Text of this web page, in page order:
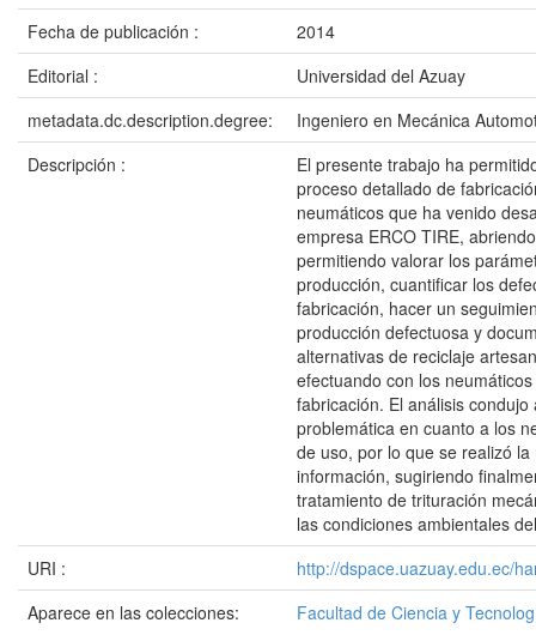
Fecha de publicación :
2014
Editorial :
Universidad del Azuay
metadata.dc.description.degree:
Ingeniero en Mecánica
Descripción :
El presente trabajo ha
proceso detallado de
neumáticos que ha venido
empresa ERCO TIRE,
permitiendo valorar los
producción, cuantificar los
fabricación, hacer un
producción defectuosa y
alternativas de reciclaje
efectuando con los
fabricación. El análisis condujo
problemática en cuanto a los
de uso, por lo que se realizó
información, sugiriendo
tratamiento de trituración
las condiciones ambientales
URI :
http://dspace.uazuay.edu.ec/
Aparece en las colecciones:
Facultad de Ciencia y